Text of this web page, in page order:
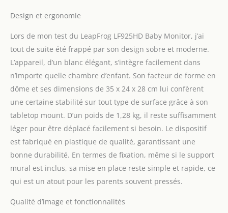
l'unité parents. [Accès à
distance gratuit en direct
via smartphone et
tablette] - Écoutez et
visualisez à distance sur
plusieurs appareils,
même à l'extérieur de la
maison. Ce système
permet l'écoute à
distance via Internet
grâce à l'application
Leapfrog Baby Monitor,
sans frais ni abonnement
mensuel. [Panoramique
et inclinaison à 360
degrés avec zoom 8X et
Design et ergonomie
Lors de mon test du LeapFrog LF925HD Baby Monitor, j’ai
tout de suite été frappé par son design sobre et moderne.
L’appareil, d’un blanc élégant, s’intègre facilement dans
n’importe quelle chambre d’enfant. Son facteur de forme en
dôme et ses dimensions de 35 x 24 x 28 cm lui confèrent
une certaine stabilité sur tout type de surface grâce à son
tabletop mount. D’un poids de 1,28 kg, il reste suffisamment
léger pour être déplacé facilement si besoin. Le dispositif
est fabriqué en plastique de qualité, garantissant une
bonne durabilité. En termes de fixation, même si le support
mural est inclus, sa mise en place reste simple et rapide, ce
qui est un atout pour les parents souvent pressés.
Qualité d’image et fonctionnalités